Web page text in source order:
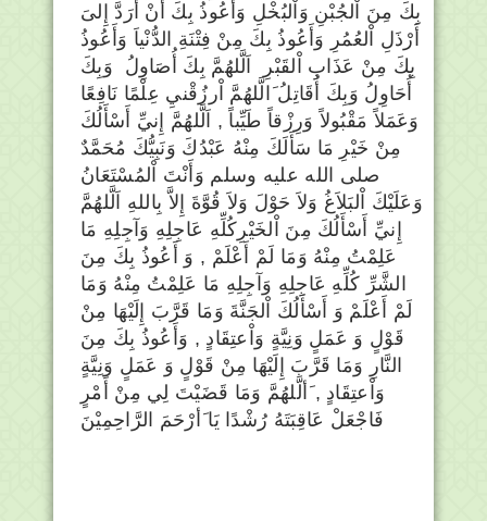
بِكَ مِنَ اْلجُبْنِ وَاْلبُخْلِ وَأَعُوذُ بِكَ أَنْ أُرَدَّ إِلىَ
أَرْذَلِ اْلعُمُرِ وَأَعُوذُ بِكَ مِنْ فِتْنَةِ الدُّنْياَ وَأَعُوذُ
بِكَ مِنْ عَذَابِ اْلقَبْرِ اَلَّلهُمَّ بِكَ أُصَاوِلُ وَبِكَ
أُحَاوِلُ وَبِكَ أُقَاتِلُ َالَّلهُمَّ اْرزُقْنيِ عِلْمًا نَافِعًا
وَعَمَلاً مَقْبُولاً وَرِزْقاً طَيِّباً , اَلَّلهُمَّ إِنيِّ أَسْأَلُكَ
مِنْ خَيْرِ مَا سَأَلَكَ مِنْهُ عَبْدُكَ وَنَبِيُّكَ مُحَمَّدٌ
صلى الله عليه وسلم وَأَنْتَ اْلمُسْتَعَانُ
وَعَلَيْكَ اْلبَلاَغُ وَلاَ حَوْلَ وَلاَ قُوَّةَ إِلاَّ بِاللهِ اَلَّلهُمَّ
إِنيِّ أَسْأَلُكَ مِنَ اْلخَيْرِكُلِّهِ عَاجِلِهِ وَآجِلِهِ مَا
عَلِمْتُ مِنْهُ وَمَا لَمْ أَعْلَمْ , وَ أَعُوذُ بِكَ مِنَ
الشَّرِّ كُلِّهِ عَاجِلِهِ وَآجِلِهِ مَا عَلِمْتُ مِنْهُ وَمَا
لَمْ أَعْلَمْ وَ أَسْأَلُكَ اْلجَنَّةَ وَمَا قَرَّبَ إِلَيْهَا مِنْ
قَوْلٍ وَ عَمَلٍ وَنِيَّةٍ وَاْعتِقَادٍ , وَأَعُوذُ بِكَ مِنَ
النَّارِ وَمَا قَرَّبَ إِلَيْهَا مِنْ قَوْلٍ وَ عَمَلٍ وَنِيَّةٍ
وَاْعتِقَادٍ , َألَّلهُمَّ وَمَا قَضَيْتَ لِي مِنْ أَمْرٍ
فَاجْعَلْ عَاقِبَتَهُ رُشْدًا يَا َأرْحَمَ الرَّاحِمِيْنَ